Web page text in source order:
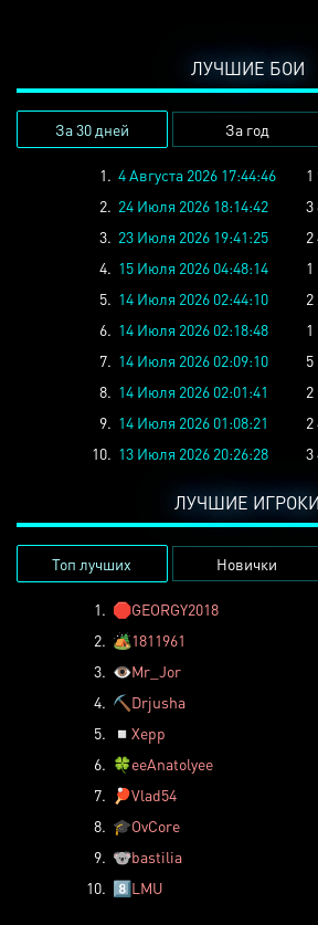
ЛУЧШИЕ БОИ
За 30 дней За год
1. 4 Августа 2026 17:44:46
1
2. 24 Июля 2026 18:14:42
3
3. 23 Июля 2026 19:41:25
2
4. 15 Июля 2026 04:48:14
1
5. 14 Июля 2026 02:44:10
2
6. 14 Июля 2026 02:18:48
1
7. 14 Июля 2026 02:09:10
5
8. 14 Июля 2026 02:01:41
2
9. 14 Июля 2026 01:08:21
2
10. 13 Июля 2026 20:26:28 3
ЛУЧШИЕ ИГРОКИ
Топ лучших Новички
1. 🛑GEORGY2018
2. 🏕️1811961
3. 👁️Mr_Jor
4. ⛏️ Drjusha
5.
◽ Xepp
6. 🍀eeAnatolyee
7.
🏓Vlad54
8. 🎓OvCore
9. 🐨bastilia
10. 8️⃣LMU